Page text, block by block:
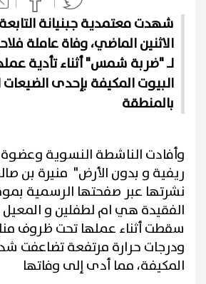
شهدت معتمدية جبنيانة
الاثنين الماضي، وفاة عاملة
لـ "ضربة شمس" أثناء تأدية
البيوت المكيفة بإحدى الضيعات
بالمنطقة
وأفادت الناشطة النسوية
ريفية و بدون الأرض" منيرة بن
نشرتها عبر صفحتها الرسمية
الفقيدة هي ام لطفلين و المعيل
سقطت أثناء عملها تحت ظروف
ودرجات حرارة مرتفعة تضاعفت
المكيفة، مما أدى إلى وفاتها